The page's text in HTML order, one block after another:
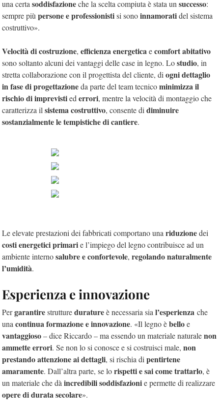
una certa soddisfazioneche la scelta compiuta è stata un successo:
sempre più persone e professionistisi sonoinnamoratidel sistema
costruttivo».
Velocità di costruzione, efficienza energeticaecomfort abitativo
sono soltanto alcuni dei vantaggi delle case in legno. Lostudio, in
stretta collaborazione con il progettista del cliente, di ogni dettaglio
in fase di progettazioneda parte del team tecnicominimizza il
rischio di imprevistied errori, mentre la velocità di montaggio che
caratterizza il sistema costruttivo, consente di diminuire
sostanzialmente le tempistiche di cantiere.
Le elevate prestazioni dei fabbricati comportano una riduzionedei
costi energetici primarie l’impiego del legno contribuisce ad un
ambiente internosalubre e confortevole, regolando naturalmente
l’umidità.
Esperienza e innovazione
Pergarantirestruttureduratureè necessaria sia l’esperienza che
una continua formazione e innovazione. «Il legno èbelloe
vantaggioso– dice Riccardo – ma essendo un materiale naturalenon
ammette errori. Se non lo si conosce e si costruisci male, non
prestando attenzione ai dettagli, si rischia di pentirtene
amaramente. Dall’altra parte, se lorispetti e sai come trattarlo, è
un materiale che dà incredibili soddisfazionie permette di realizzare
opere di durata secolare».